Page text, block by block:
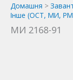
Домашня
Інше (ОСТ, МИ,
МИ 2168-91